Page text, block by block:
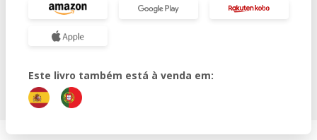
Este livro também está à venda em: